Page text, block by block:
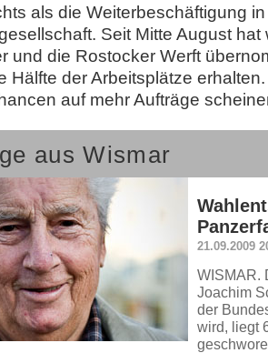
als die Weiterbeschäftigung
Seit Mitte August
und die Rostocker Werft
Hälfte der Arbeitsplätze
auf mehr Aufträge
aus Wismar
21.09.2009
WISMAR.
Joachim
der
wird, liegt